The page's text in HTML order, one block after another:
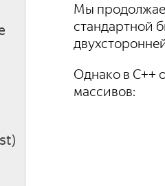
Мы
стандартной
Однако в С++
массивов: